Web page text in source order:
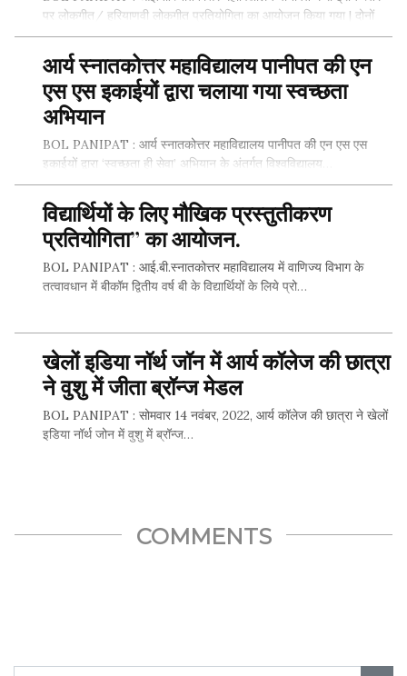
Twitter
पर लोकगीत/ हरियाणवी लोकगीत प्रतियोगिता का आयोजन किया गया | दोनों
प्रतियोगिताओं में…
SHARE THIS...
Whatsapp
Twitter
आर्य स्नातकोत्तर महाविद्यालय पानीपत की एन
एस एस इकाईयों द्वारा चलाया गया स्वच्छता
अभियान
BOL PANIPAT : आर्य स्नातकोत्तर महाविद्यालय पानीपत की एन एस एस
इकाईयों द्वारा ‘स्वच्छता ही सेवा’ अभियान के अंतर्गत विश्वविद्यालय…
SHARE THIS...
Whatsapp
Twitter
विद्यार्थियों के लिए मौखिक प्रस्तुतीकरण
प्रतियोगिता” का आयोजन.
BOL PANIPAT : आई.बी.स्नातकोत्तर महाविद्यालय में वाणिज्य विभाग के
तत्वावधान में बीकॉम द्वितीय वर्ष बी के विद्यार्थियों के लिये प्रो…
SHARE THIS...
Whatsapp
खेलों इडिया नॉर्थ जॉन में आर्य कॉलेज की छात्रा
ने वुशु में जीता ब्रॉन्ज मेडल
BOL PANIPAT : सोमवार 14 नवंबर, 2022, आर्य कॉलेज की छात्रा ने खेलों
इडिया नॉर्थ जोन में वुशु में ब्रॉन्ज…
Whatsapp
COMMENTS